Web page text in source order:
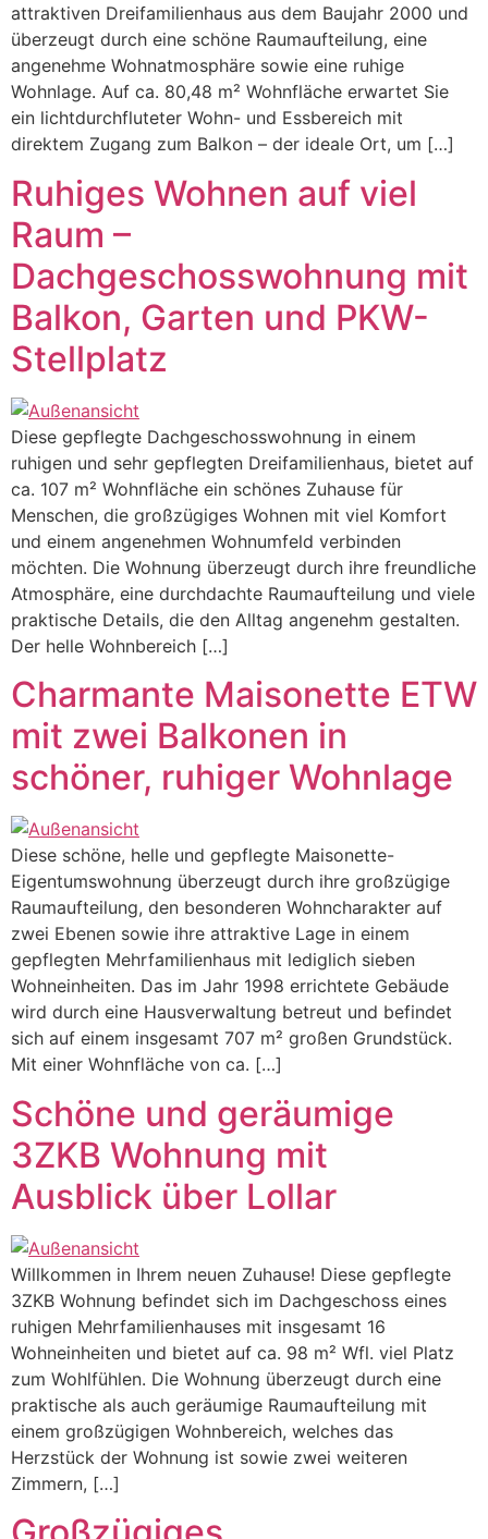
attraktiven Dreifamilienhaus aus dem Baujahr 2000 und
überzeugt durch eine schöne Raumaufteilung, eine
angenehme Wohnatmosphäre sowie eine ruhige
Wohnlage. Auf ca. 80,48 m² Wohnfläche erwartet Sie
ein lichtdurchfluteter Wohn- und Essbereich mit
direktem Zugang zum Balkon – der ideale Ort, um […]
Ruhiges Wohnen auf viel
Raum –
Dachgeschosswohnung mit
Balkon, Garten und PKW-
Stellplatz
Diese gepflegte Dachgeschosswohnung in einem
ruhigen und sehr gepflegten Dreifamilienhaus, bietet auf
ca. 107 m² Wohnfläche ein schönes Zuhause für
Menschen, die großzügiges Wohnen mit viel Komfort
und einem angenehmen Wohnumfeld verbinden
möchten. Die Wohnung überzeugt durch ihre freundliche
Atmosphäre, eine durchdachte Raumaufteilung und viele
praktische Details, die den Alltag angenehm gestalten.
Der helle Wohnbereich […]
Charmante Maisonette ETW
mit zwei Balkonen in
schöner, ruhiger Wohnlage
Diese schöne, helle und gepflegte Maisonette-
Eigentumswohnung überzeugt durch ihre großzügige
Raumaufteilung, den besonderen Wohncharakter auf
zwei Ebenen sowie ihre attraktive Lage in einem
gepflegten Mehrfamilienhaus mit lediglich sieben
Wohneinheiten. Das im Jahr 1998 errichtete Gebäude
wird durch eine Hausverwaltung betreut und befindet
sich auf einem insgesamt 707 m² großen Grundstück.
Mit einer Wohnfläche von ca. […]
Schöne und geräumige
3ZKB Wohnung mit
Ausblick über Lollar
Willkommen in Ihrem neuen Zuhause! Diese gepflegte
3ZKB Wohnung befindet sich im Dachgeschoss eines
ruhigen Mehrfamilienhauses mit insgesamt 16
Wohneinheiten und bietet auf ca. 98 m² Wfl. viel Platz
zum Wohlfühlen. Die Wohnung überzeugt durch eine
praktische als auch geräumige Raumaufteilung mit
einem großzügigen Wohnbereich, welches das
Herzstück der Wohnung ist sowie zwei weiteren
Zimmern, […]